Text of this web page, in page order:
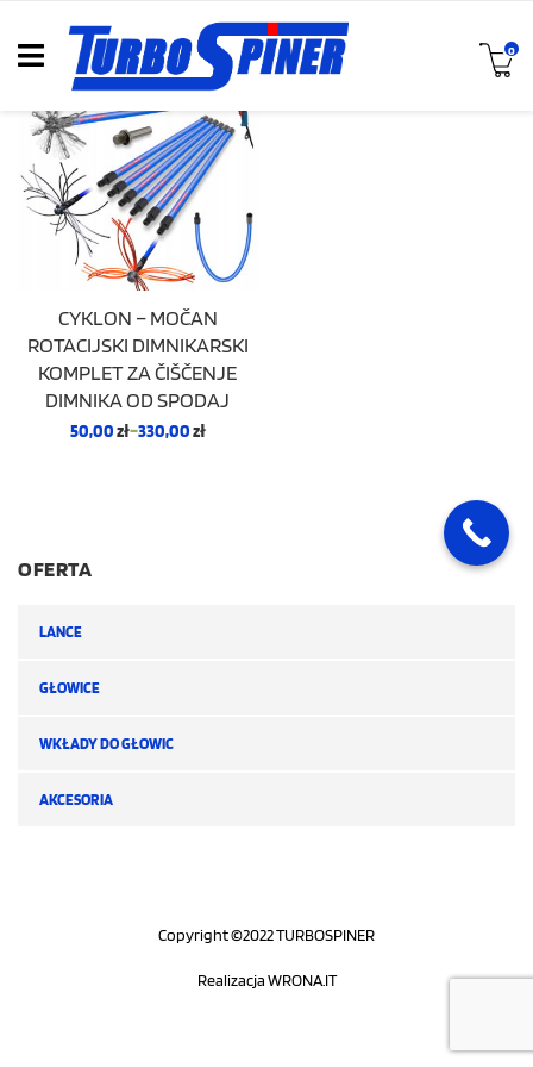
0
CYKLON – MOČAN
ROTACIJSKI DIMNIKARSKI
KOMPLET ZA ČIŠČENJE
DIMNIKA OD SPODAJ
50,00zł–330,00zł
OFERTA
LANCE
GŁOWICE
WKŁADY DO GŁOWIC
AKCESORIA
Copyright ©2022 TURBOSPINER
RealizacjaWRONA.IT